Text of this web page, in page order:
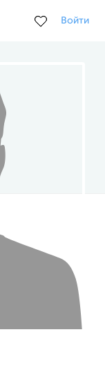
Войти